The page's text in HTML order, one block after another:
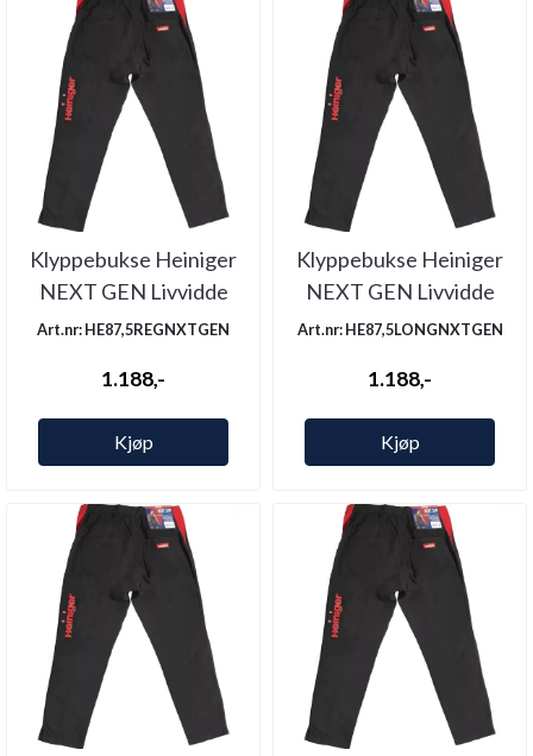
Klyppebukse Heiniger
NEXT GEN Livvidde
87,5 Legg ...
Art.nr: HE87,5REGNXTGEN
1.188,-
Kjøp
Klyppebukse Heiniger
NEXT GEN Livvidde
87,5 Legg ...
Art.nr: HE87,5LONGNXTGEN
1.188,-
Kjøp